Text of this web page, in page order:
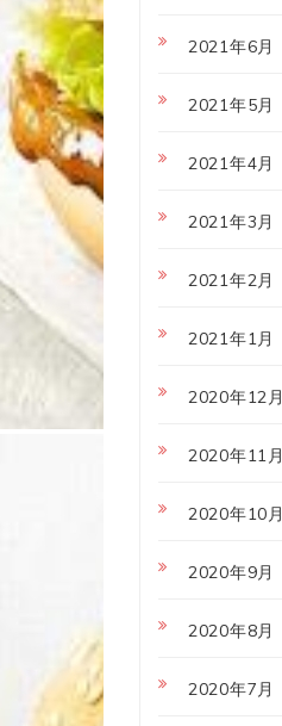
2021年6月
2021年5月
2021年4月
2021年3月
2021年2月
2021年1月
2020年12月
2020年11月
2020年10月
2020年9月
2020年8月
2020年7月